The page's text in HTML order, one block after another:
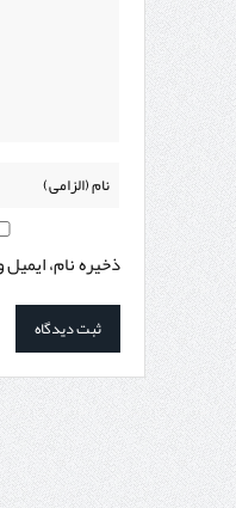
ذخیره نام،